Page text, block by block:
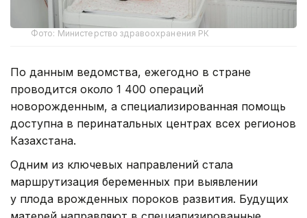
Фото: Министерство здравоохранения РК
По данным ведомства, ежегодно в стране
проводится около 1 400 операций
новорожденным, а специализированная помощь
доступна в перинатальных центрах всех регионов
Казахстана.
Одним из ключевых направлений стала
маршрутизация беременных при выявлении
у плода врожденных пороков развития. Будущих